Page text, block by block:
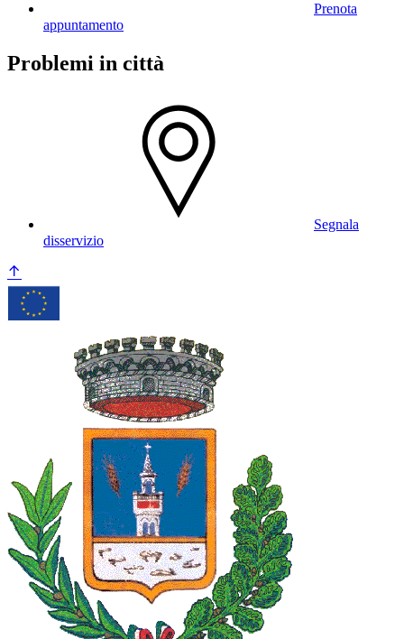
Prenota
appuntamento
Problemi in città
Segnala
disservizio